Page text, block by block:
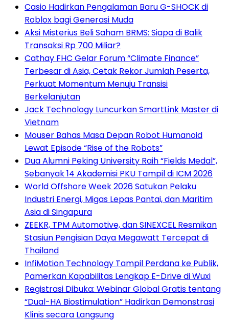
Casio Hadirkan Pengalaman Baru G-SHOCK di
Roblox bagi Generasi Muda
Aksi Misterius Beli Saham BRMS: Siapa di Balik
Transaksi Rp 700 Miliar?
Cathay FHC Gelar Forum “Climate Finance”
Terbesar di Asia, Cetak Rekor Jumlah Peserta,
Perkuat Momentum Menuju Transisi
Berkelanjutan
Jack Technology Luncurkan SmartLink Master di
Vietnam
Mouser Bahas Masa Depan Robot Humanoid
Lewat Episode “Rise of the Robots”
Dua Alumni Peking University Raih “Fields Medal”,
Sebanyak 14 Akademisi PKU Tampil di ICM 2026
World Offshore Week 2026 Satukan Pelaku
Industri Energi, Migas Lepas Pantai, dan Maritim
Asia di Singapura
ZEEKR, TPM Automotive, dan SINEXCEL Resmikan
Stasiun Pengisian Daya Megawatt Tercepat di
Thailand
InfiMotion Technology Tampil Perdana ke Publik,
Pamerkan Kapabilitas Lengkap E-Drive di Wuxi
Registrasi Dibuka: Webinar Global Gratis tentang
“Dual-HA Biostimulation” Hadirkan Demonstrasi
Klinis secara Langsung